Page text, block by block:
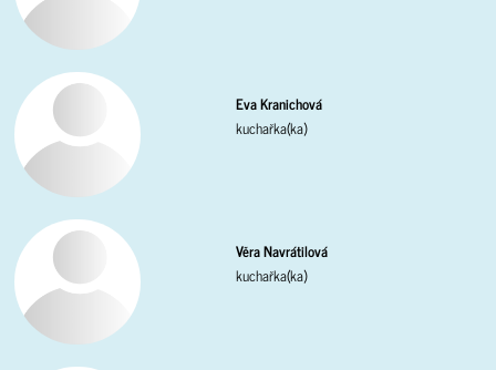
Eva Kranichová
kuchařka(ka)
Věra Navrátilová
kuchařka(ka)